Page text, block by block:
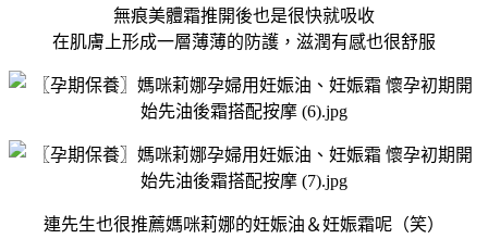
無痕美體霜推開後也是很快就吸收
在肌膚上形成一層薄薄的防護，滋潤有感也很舒服
連先生也很推薦媽咪莉娜的妊娠油＆妊娠霜呢（笑）